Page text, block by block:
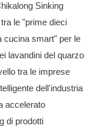
Sinking
le "prime dieci
cucina smart" per le
lavandini del quarzo
tra le imprese
dell'industria
accelerato
di prodotti